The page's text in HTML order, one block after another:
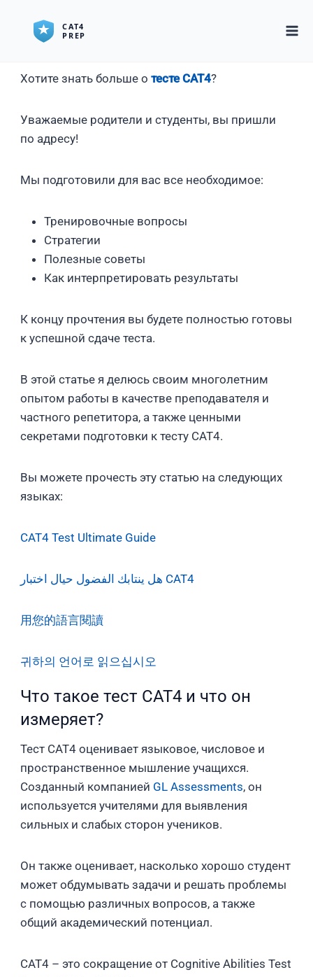
Хотите знать больше отесте CAT4?
Уважаемые родители и студенты, вы пришли
по адресу!
Мы подготовили для вас все необходимое:
Тренировочные вопросы
Стратегии
Полезные советы
Как интерпретировать результаты
К концу прочтения вы будете полностью готовы
к успешной сдаче теста.
В этой статье я делюсь своим многолетним
опытом работы в качестве преподавателя и
частного репетитора, а также ценными
секретами подготовки к тесту CAT4.
Вы можете прочесть эту статью на следующих
языках:
CAT4 Test Ultimate Guide
هل ينتابك الفضول حيال اختبار CAT4
用您的語言閱讀
귀하의 언어로 읽으십시오
Что такое тест CAT4 и что он
измеряет?
Тест CAT4 оценивает языковое, числовое и
пространственное мышление учащихся.
Созданный компанией GL Assessments, он
используется учителями для выявления
сильных и слабых сторон учеников.
Он также оценивает, насколько хорошо студент
может обдумывать задачи и решать проблемы
с помощью различных вопросов, а также
общий академический потенциал.
CAT4 – это сокращение от Cognitive Abilities Test